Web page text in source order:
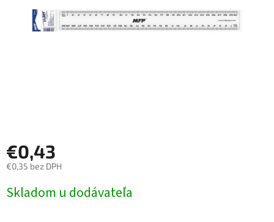
€0,43
€0,35 bez DPH
cena:
Skladom u dodávateľa